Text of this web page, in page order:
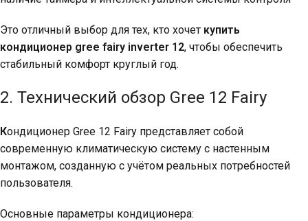
Это отличный выбор для тех, кто хочет купить
кондиционер gree fairy inverter 12, чтобы обеспечить
стабильный комфорт круглый год.
2. Технический обзор Gree 12 Fairy
Кондиционер Gree 12 Fairy представляет собой
современную климатическую систему с настенным
монтажом, созданную с учётом реальных потребностей
пользователя.
Основные параметры кондиционера: